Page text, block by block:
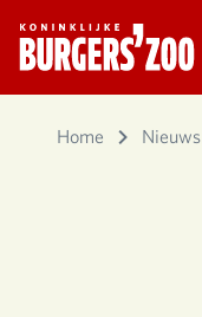
Home Nieuws